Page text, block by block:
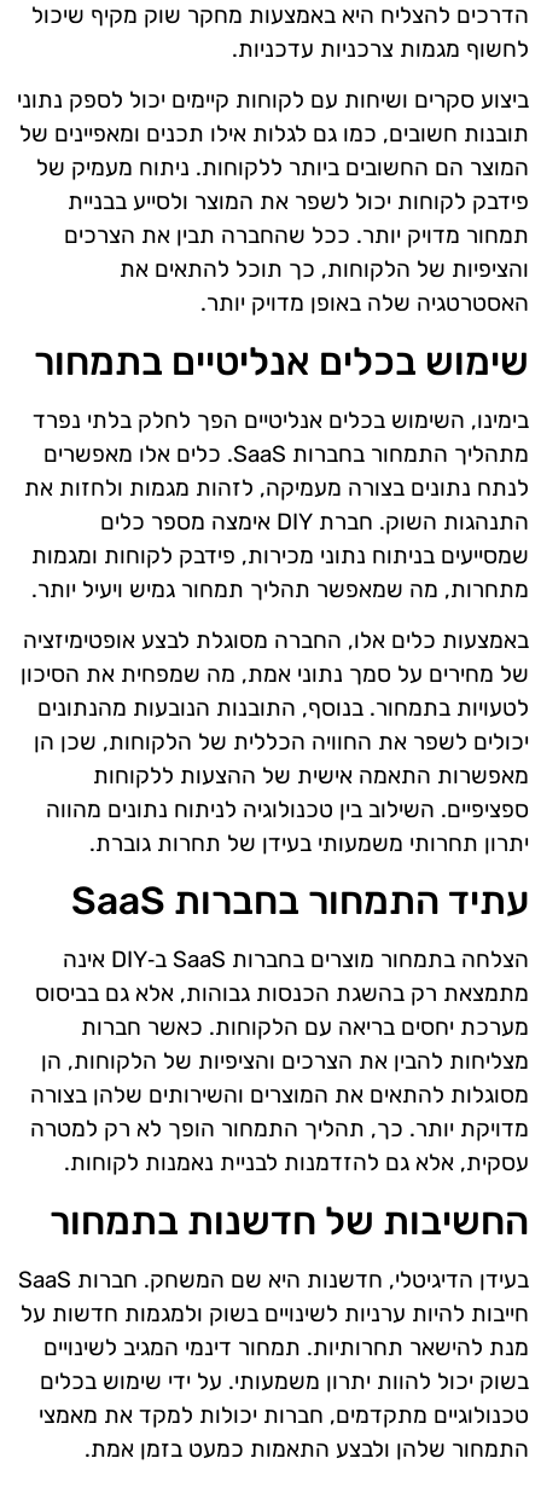
הדרכים להצליח היא באמצעות מחקר שוק מקיף שיכול
לחשוף מגמות צרכניות עדכניות.
ביצוע סקרים ושיחות עם לקוחות קיימים יכול לספק נתוני
תובנות חשובים, כמו גם לגלות אילו תכנים ומאפיינים של
המוצר הם החשובים ביותר ללקוחות. ניתוח מעמיק של
פידבק לקוחות יכול לשפר את המוצר ולסייע בבניית
תמחור מדויק יותר. ככל שהחברה תבין את הצרכים
והציפיות של הלקוחות, כך תוכל להתאים את
האסטרטגיה שלה באופן מדויק יותר.
שימוש בכלים אנליטיים בתמחור
בימינו, השימוש בכלים אנליטיים הפך לחלק בלתי נפרד
מתהליך התמחור בחברות SaaS. כלים אלו מאפשרים
לנתח נתונים בצורה מעמיקה, לזהות מגמות ולחזות את
התנהגות השוק. חברת DIY אימצה מספר כלים
שמסייעים בניתוח נתוני מכירות, פידבק לקוחות ומגמות
מתחרות, מה שמאפשר תהליך תמחור גמיש ויעיל יותר.
באמצעות כלים אלו, החברה מסוגלת לבצע אופטימיזציה
של מחירים על סמך נתוני אמת, מה שמפחית את הסיכון
לטעויות בתמחור. בנוסף, התובנות הנובעות מהנתונים
יכולים לשפר את החוויה הכללית של הלקוחות, שכן הן
מאפשרות התאמה אישית של ההצעות ללקוחות
ספציפיים. השילוב בין טכנולוגיה לניתוח נתונים מהווה
יתרון תחרותי משמעותי בעידן של תחרות גוברת.
עתיד התמחור בחברות SaaS
הצלחה בתמחור מוצרים בחברות SaaS ב‑DIY אינה
מתמצאת רק בהשגת הכנסות גבוהות, אלא גם בביסוס
מערכת יחסים בריאה עם הלקוחות. כאשר חברות
מצליחות להבין את הצרכים והציפיות של הלקוחות, הן
מסוגלות להתאים את המוצרים והשירותים שלהן בצורה
מדויקת יותר. כך, תהליך התמחור הופך לא רק למטרה
עסקית, אלא גם להזדמנות לבניית נאמנות לקוחות.
החשיבות של חדשנות בתמחור
בעידן הדיגיטלי, חדשנות היא שם המשחק. חברות SaaS
חייבות להיות ערניות לשינויים בשוק ולמגמות חדשות על
מנת להישאר תחרותיות. תמחור דינמי המגיב לשינויים
בשוק יכול להוות יתרון משמעותי. על ידי שימוש בכלים
טכנולוגיים מתקדמים, חברות יכולות למקד את מאמצי
התמחור שלהן ולבצע התאמות כמעט בזמן אמת.